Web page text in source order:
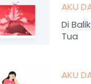
AKU
Di
Tua
AKU